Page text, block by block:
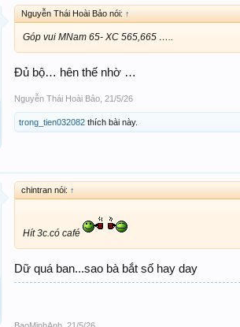
Nguyễn Thái Hoài Bảo nói: ↑
Góp vui MNam 65- XC 565,665 …..
Đủ bộ… hên thế nhờ …
Nguyễn Thái Hoài Bảo 21/5/26
trong_tien032082 thích bài này.
chintran nói: ↑
Hít 3c.có café
Dữ quá ban...sao bà bắt số hay day